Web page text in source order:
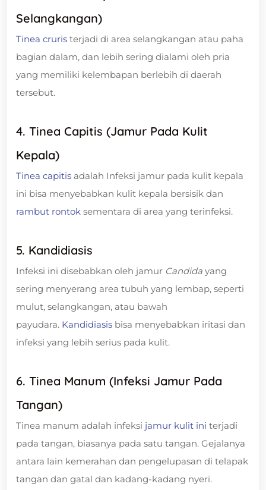
Selangkangan)
Tinea cruris terjadi di area selangkangan atau paha
bagian dalam, dan lebih sering dialami oleh pria
yang memiliki kelembapan berlebih di daerah
tersebut.
4. Tinea Capitis (Jamur Pada Kulit
Kepala)
Tinea capitis adalah Infeksi jamur pada kulit kepala
ini bisa menyebabkan kulit kepala bersisik dan
rambut rontok sementara di area yang terinfeksi.
5. Kandidiasis
Infeksi ini disebabkan oleh jamur Candida yang
sering menyerang area tubuh yang lembap, seperti
mulut, selangkangan, atau bawah
payudara. Kandidiasis bisa menyebabkan iritasi dan
infeksi yang lebih serius pada kulit.
6. Tinea Manum (Infeksi Jamur Pada
Tangan)
Tinea manum adalah infeksi jamur kulit ini terjadi
pada tangan, biasanya pada satu tangan. Gejalanya
antara lain kemerahan dan pengelupasan di telapak
tangan dan gatal dan kadang-kadang nyeri.